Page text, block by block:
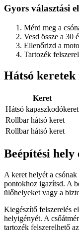
Gyors választási
Mérd meg a
Vesd össze a 30
Ellenőrizd a
Tartozék
Hátsó
Keret
Hátsó kapaszkodókeret
Rollbar hátsó keret
Rollbar hátsó keret
Beépítési hely
A keret helyét a csónak
pontokhoz igazítsd. A
ülőhelyeket vagy a
Kiegészítő felszerelés
helyigényét. A
tartozék felszerelhető